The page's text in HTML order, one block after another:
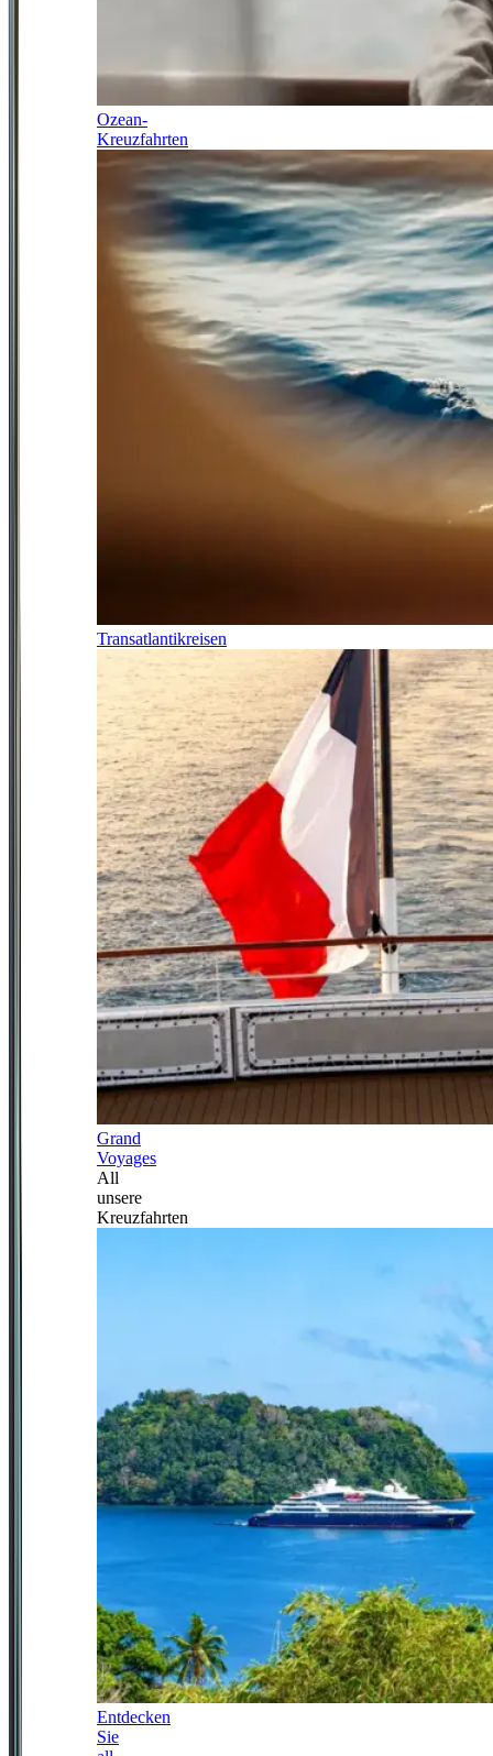
Ozean-
Kreuzfahrten
Transatlantikreisen
Grand
Voyages
All
unsere
Kreuzfahrten
Entdecken
Sie